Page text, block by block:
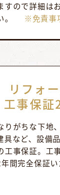
すので詳細は
※免責事
リフォ
工事保証
りがちな下地
具など、設備
工事保証。工
間完全保証い